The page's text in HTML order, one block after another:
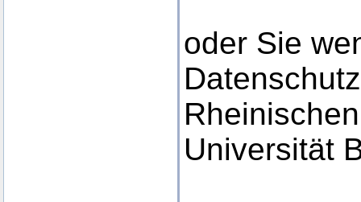
oder Sie
Universität